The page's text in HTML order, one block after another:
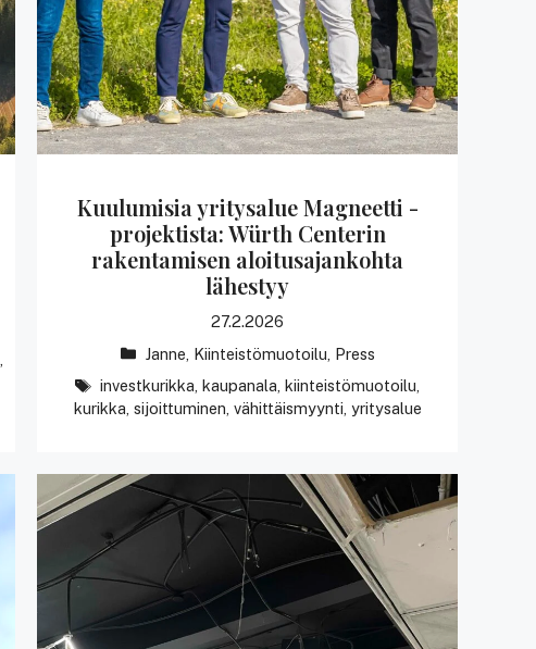
Kuulumisia yritysalue Magneetti -
projektista: Würth Centerin
rakentamisen aloitusajankohta
lähestyy
27.2.2026
Kategoriat
Janne Kiinteistömuotoilu Press
avainsanat
investkurikka ,kaupanala ,kiinteistömuotoilu
kurikka sijoittuminen vähittäismyynti yritysalue